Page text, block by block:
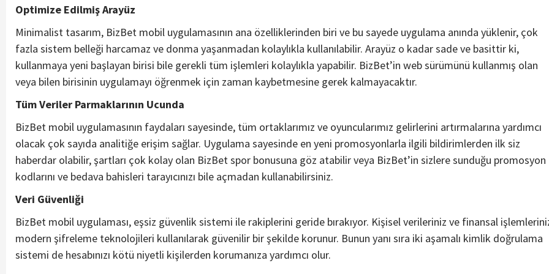
Optimize Edilmiş Arayüz
Minimalist tasarım, BizBet mobil uygulamasının ana özelliklerinden biri ve bu sayede uygulama anında yüklenir, çok
fazla sistem belleği harcamaz ve donma yaşanmadan kolaylıkla kullanılabilir. Arayüz o kadar sade ve basittir ki,
kullanmaya yeni başlayan birisi bile gerekli tüm işlemleri kolaylıkla yapabilir. BizBet’in web sürümünü kullanmış olan
veya bilen birisinin uygulamayı öğrenmek için zaman kaybetmesine gerek kalmayacaktır.
Tüm Veriler Parmaklarının Ucunda
BizBet mobil uygulamasının faydaları sayesinde, tüm ortaklarımız ve oyuncularımız gelirlerini artırmalarına yardımcı
olacak çok sayıda analitiğe erişim sağlar. Uygulama sayesinde en yeni promosyonlarla ilgili bildirimlerden ilk siz
haberdar olabilir, şartları çok kolay olan BizBet spor bonusuna göz atabilir veya BizBet’in sizlere sunduğu promosyon
kodlarını ve bedava bahisleri tarayıcınızı bile açmadan kullanabilirsiniz.
Veri Güvenliği
BizBet mobil uygulaması, eşsiz güvenlik sistemi ile rakiplerini geride bırakıyor. Kişisel verileriniz ve finansal
modern şifreleme teknolojileri kullanılarak güvenilir bir şekilde korunur. Bunun yanı sıra iki aşamalı kimlik doğrulama
sistemi de hesabınızı kötü niyetli kişilerden korumanıza yardımcı olur.
Teknoloji
Çevre Dostu Ulaşım Araçları
dostu ulaşım araçları yaygınlaşmaya başlamıştır....